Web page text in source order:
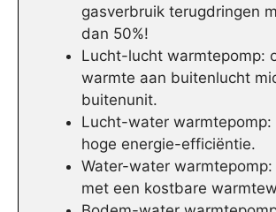
gasverbruik terugdringen
dan 50%!
Lucht-lucht warmtepomp:
warmte aan buitenlucht
buitenunit.
Lucht-water warmtepomp:
hoge energie-efficiëntie.
Water-water
met een kostbare